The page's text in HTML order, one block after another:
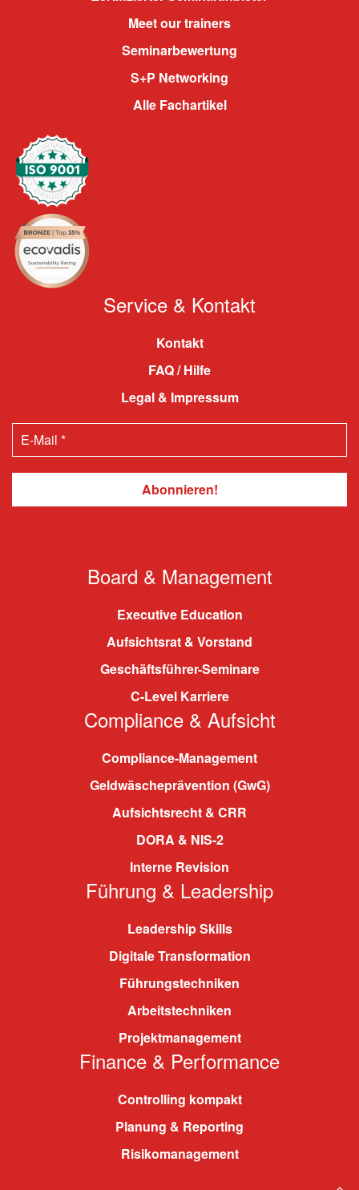
Meet our trainers
Seminarbewertung
S+P Networking
Alle Fachartikel
Service & Kontakt
Kontakt
FAQ / Hilfe
Legal & Impressum
Board & Management
Executive Education
Aufsichtsrat & Vorstand
Geschäftsführer-Seminare
C-Level Karriere
Compliance & Aufsicht
Compliance-Management
Geldwäscheprävention (GwG)
Aufsichtsrecht & CRR
DORA & NIS-2
Interne Revision
Führung & Leadership
Leadership Skills
Digitale Transformation
Führungstechniken
Arbeitstechniken
Projektmanagement
Finance & Performance
Controlling kompakt
Planung & Reporting
Risikomanagement